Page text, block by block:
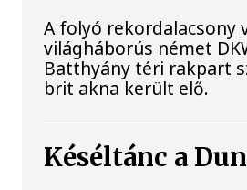
A folyó rekordalacsony
világháborús német
Batthyány téri rakpart
brit akna került elő.
Késéltánc a